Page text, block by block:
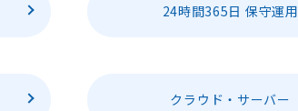
24時間365日 保守運用
クラウド・サーバー